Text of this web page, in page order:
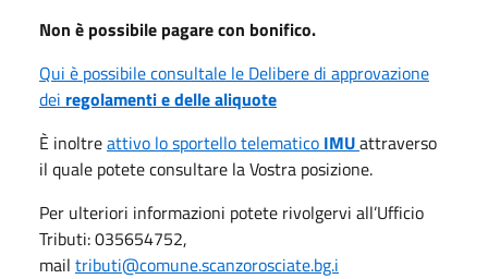
Non è possibile pagare con bonifico.
Qui è possibile consultale le Delibere di approvazione
dei regolamenti e delle aliquote
È inoltreattivo lo sportello telematico IMUattraverso
il quale potete consultare la Vostra posizione.
Per ulteriori informazioni potete rivolgervi all’Ufficio
Tributi: 035654752,
mail tributi@comune.scanzorosciate.bg.i